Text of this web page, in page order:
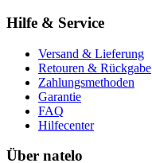
Hilfe & Service
Versand & Lieferung
Retouren & Rückgabe
Zahlungsmethoden
Garantie
FAQ
Hilfecenter
Über natelo